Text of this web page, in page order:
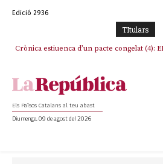
Edició 2936
TItulars
Crònica estiuenca d’un pacte congelat (4):
Els Països Catalans al teu abast
Diumenge, 09 de agost del 2026